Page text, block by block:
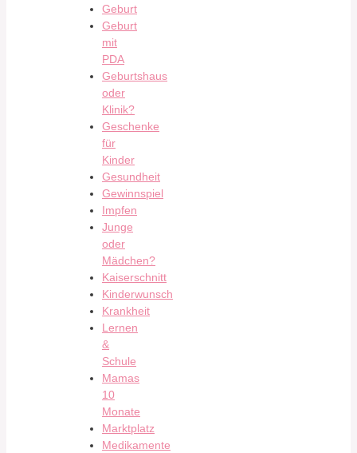
Geburt
Geburt
mit
PDA
Geburtshaus
oder
Klinik?
Geschenke
für
Kinder
Gesundheit
Gewinnspiel
Impfen
Junge
oder
Mädchen?
Kaiserschnitt
Kinderwunsch
Krankheit
Lernen
&
Schule
Mamas
10
Monate
Marktplatz
Medikamente